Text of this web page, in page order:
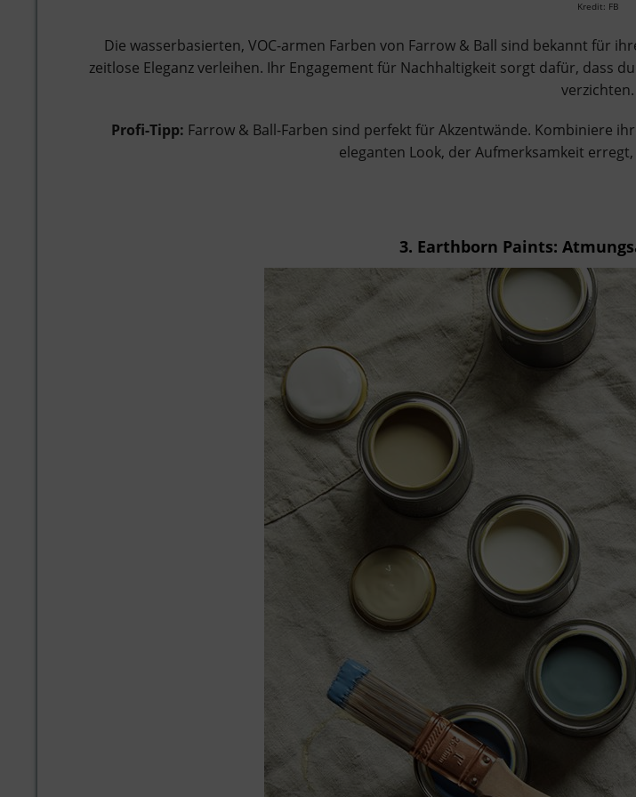
Kredit: FB
Die wasserbasierten, VOC-armen Farben von Farrow & Ball sind bekannt für
zeitlose Eleganz verleihen. Ihr Engagement für Nachhaltigkeit sorgt dafür, dass
verzichten.
Profi-Tipp: Farrow & Ball-Farben sind perfekt für Akzentwände. Kombiniere
eleganten Look, der Aufmerksamkeit
3. Earthborn Paints: